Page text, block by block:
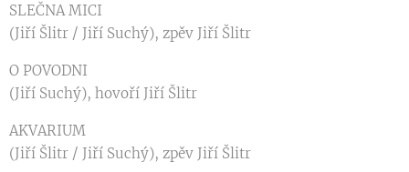
SLEČNA MICI
(Jiří Šlitr / Jiří Suchý), zpěv Jiří Šlitr
O POVODNI
(Jiří Suchý), hovoří Jiří Šlitr
AKVARIUM
(Jiří Šlitr / Jiří Suchý), zpěv Jiří Šlitr